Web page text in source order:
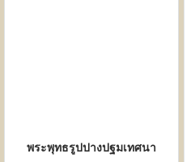
พระพุทธรูปปางปฐมเทศนา